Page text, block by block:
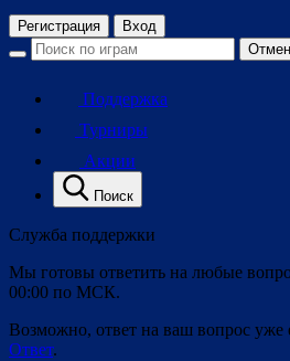
Регистрация
Вход
Поддержка
Турниры
Акции
Поиск
Служба поддержки
Мы готовы ответить на любые
00:00 по МСК.
Возможно, ответ на ваш вопрос уже
Ответ.